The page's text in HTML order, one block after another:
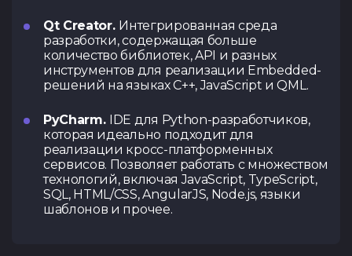
Qt Creator. Интегрированная среда
разработки, содержащая больше
количество библиотек, API и разных
инструментов для реализации Embedded-
решений на языках C++, JavaScript и QML.
PyCharm. IDE для Python-разработчиков,
которая идеально подходит для
реализации кросс-платформенных
сервисов. Позволяет работать с множеством
технологий, включая JavaScript, TypeScript,
SQL, HTML/CSS, AngularJS, Node.js, языки
шаблонов и прочее.